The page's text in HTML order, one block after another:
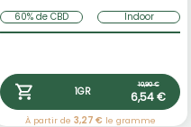
60% de CBD Indoor
1GR
10,90 €
6,54 €
À partir de 3,27 € le gramme